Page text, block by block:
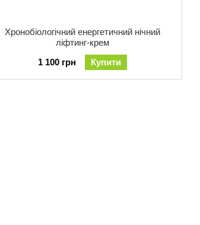
Хронобіологічний енергетичний нічний
ліфтинг-крем
1 100 грн
Купити